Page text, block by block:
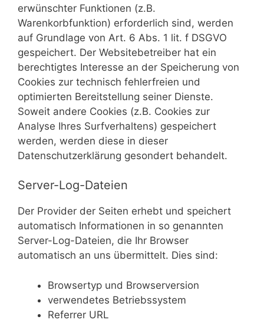
erwünschter Funktionen (z.B.
Warenkorbfunktion) erforderlich sind, werden
auf Grundlage von Art. 6 Abs. 1 lit. f DSGVO
gespeichert. Der Websitebetreiber hat ein
berechtigtes Interesse an der Speicherung von
Cookies zur technisch fehlerfreien und
optimierten Bereitstellung seiner Dienste.
Soweit andere Cookies (z.B. Cookies zur
Analyse Ihres Surfverhaltens) gespeichert
werden, werden diese in dieser
Datenschutzerklärung gesondert behandelt.
Server-Log-Dateien
Der Provider der Seiten erhebt und speichert
automatisch Informationen in so genannten
Server-Log-Dateien, die Ihr Browser
automatisch an uns übermittelt. Dies sind:
Browsertyp und Browserversion
verwendetes Betriebssystem
Referrer URL